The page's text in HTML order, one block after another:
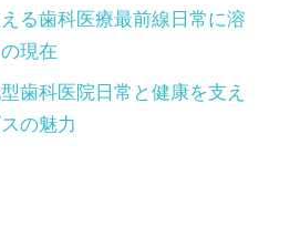
る歯科医療最前線日常に溶
現在
歯科医院日常と健康を支え
の魅力